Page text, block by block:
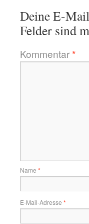
Deine E-
Felder sind
Kommentar*
Name *
E-Mail-Adresse *